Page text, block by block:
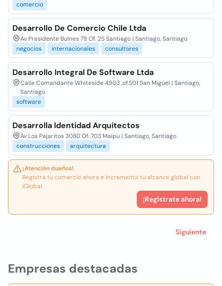
Empresas destacadas
comercio
Desarrollo De Comercio Chile Ltda
Av Presidente Bulnes 79 Of. 25 Santiago | Santiago, Santiago
negocios
internacionales consultores
Desarrollo Integral De Software Ltda
Calle Comandante Whiteside 4903 ,of.501 San Miguel | Santiago,
Santiago
software
Desarrolla Identidad Arquitectos
Av Los Pajaritos 3080 Of. 703 Maipu | Santiago, Santiago
construcciones
arquitectura
¡Atención dueños!
Registra tu comercio ahora e incrementa tu alcance global con
iGlobal.
¡Registrate ahora!
Siguiente